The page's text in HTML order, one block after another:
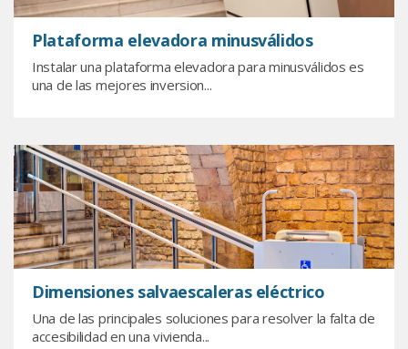
Plataforma elevadora minusválidos
Instalar una plataforma elevadora para minusválidos es
una de las mejores inversion...
Dimensiones salvaescaleras eléctrico
Una de las principales soluciones para resolver la falta de
accesibilidad en una vivienda...